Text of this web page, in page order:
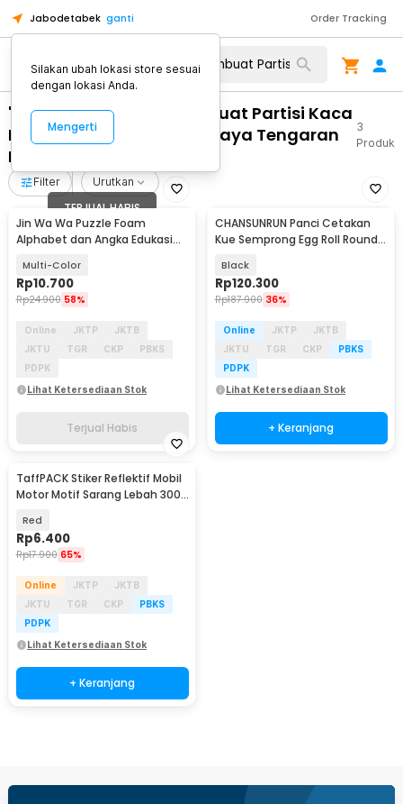
Jabodetabek ganti Order Tracking
"WA 0812 2782 5310 Pembuat Partisi Kaca
Rumah Minimalis Terpercaya Tengaran
Kab Semarang"
3
Produk
Filter Urutkan
TERJUAL HABIS
Jin Wa Wa Puzzle Foam
Alphabet dan Angka Edukasi
Multi-Color
Rp10.700
Rp24.900 58%
Online JKTP
JKTB
JKTU
TGR CKP
PBKS
PDPK
Lihat Ketersediaan Stok
Terjual Habis
CHANSUNRUN Panci Cetakan
Kue Semprong Egg Roll Round
Black
Rp120.300
Rp187.900 36%
Online JKTP
JKTB
JKTU
TGR CKP
PBKS
PDPK
Lihat Ketersediaan Stok
+ Keranjang
TaffPACK Stiker Reflektif Mobil
Motor Motif Sarang Lebah 300 x
Red
Rp6.400
Rp17.900 65%
Online JKTP
JKTB
JKTU
TGR CKP
PBKS
PDPK
Lihat Ketersediaan Stok
+ Keranjang
Silakan ubah lokasi store sesuai
dengan lokasi Anda.
Mengerti